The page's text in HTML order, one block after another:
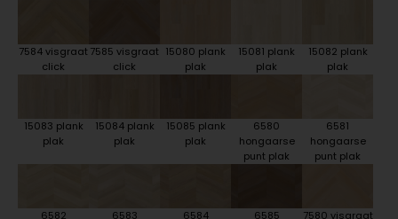
7584 visgraat
click
7585 visgraat
click
15080 plank
plak
15081 plank
plak
15082 plank
plak
15083 plank
plak
15084 plank
plak
15085 plank
plak
6580
hongaarse
punt plak
6581
hongaarse
punt plak
6582
6583
6584
6585
7580 visgraat